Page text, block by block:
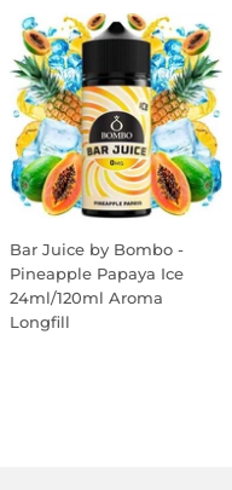
Bar Juice by Bombo -
Pineapple Papaya Ice
24ml/120ml Aroma
Longfill